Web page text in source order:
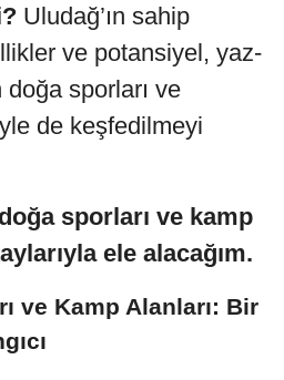
Uludağ’ın sahip
ve potansiyel, yaz-
sporları ve
de keşfedilmeyi
sporları ve kamp
ele alacağım.
ve Kamp Alanları: Bir